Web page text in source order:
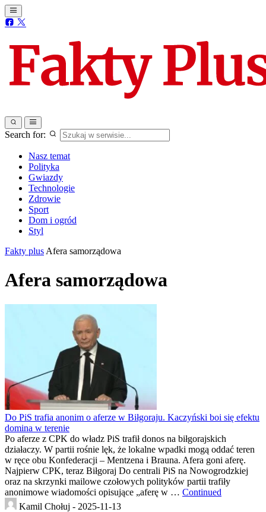
Search for:
Nasz temat
Polityka
Gwiazdy
Technologie
Zdrowie
Sport
Dom i ogród
Styl
Fakty plus Afera samorządowa
Afera samorządowa
Do PiS trafia anonim o aferze w Biłgoraju. Kaczyński boi się efektu
domina w terenie
Po aferze z CPK do władz PiS trafił donos na biłgorajskich
działaczy. W partii rośnie lęk, że lokalne wpadki mogą oddać teren
w ręce obu Konfederacji – Mentzena i Brauna. Afera goni aferę.
Najpierw CPK, teraz Biłgoraj Do centrali PiS na Nowogrodzkiej
oraz na skrzynki mailowe czołowych polityków partii trafiły
anonimowe wiadomości opisujące „aferę w … Continued
Kamil Chołuj - 2025-11-13